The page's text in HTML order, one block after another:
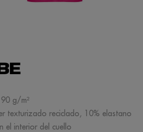
g/m²
texturizado reciclado, 10% elastano
el interior del cuello